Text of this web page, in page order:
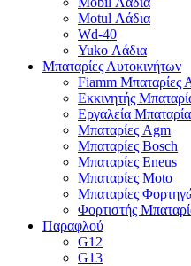
Motul Λάδια
Wd-40
Yuko Λάδια
Μπαταρίες Αυτοκινήτων
Fiamm Μπαταρίες
Εκκινητής
Εργαλεία
Μπαταρίες Agm
Μπαταρίες Bosch
Μπαταρίες Eneus
Μπαταρίες Moto
Μπαταρίες
Φορτιστής
Παραφλού
G12
G13